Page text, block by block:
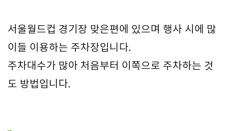
서울월드컵 경기장 맞은편에 있으며 행사 시에 많
이들 이용하는 주차장입니다.
주차대수가 많아 처음부터 이쪽으로 주차하는 것
도 방법입니다.